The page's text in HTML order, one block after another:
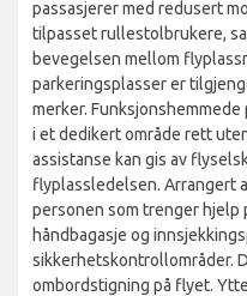
passasjerer med redusert
tilpasset rullestolbrukere,
bevegelsen mellom
parkeringsplasser er
merker.
i et dedikert område rett
assistanse kan gis av
flyplassledelsen. Arrangert
personen som trenger hjelp
håndbagasje og
sikkerhetskontrollområder.
ombordstigning på flyet.